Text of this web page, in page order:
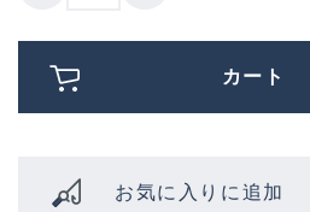
カート
お気に入りに追加